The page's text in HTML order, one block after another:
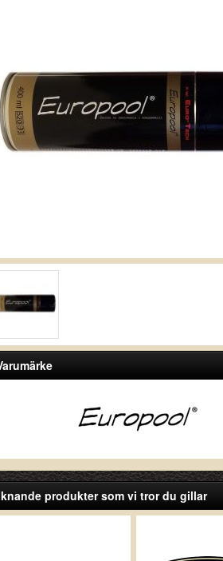
produkter som vi tror du gillar